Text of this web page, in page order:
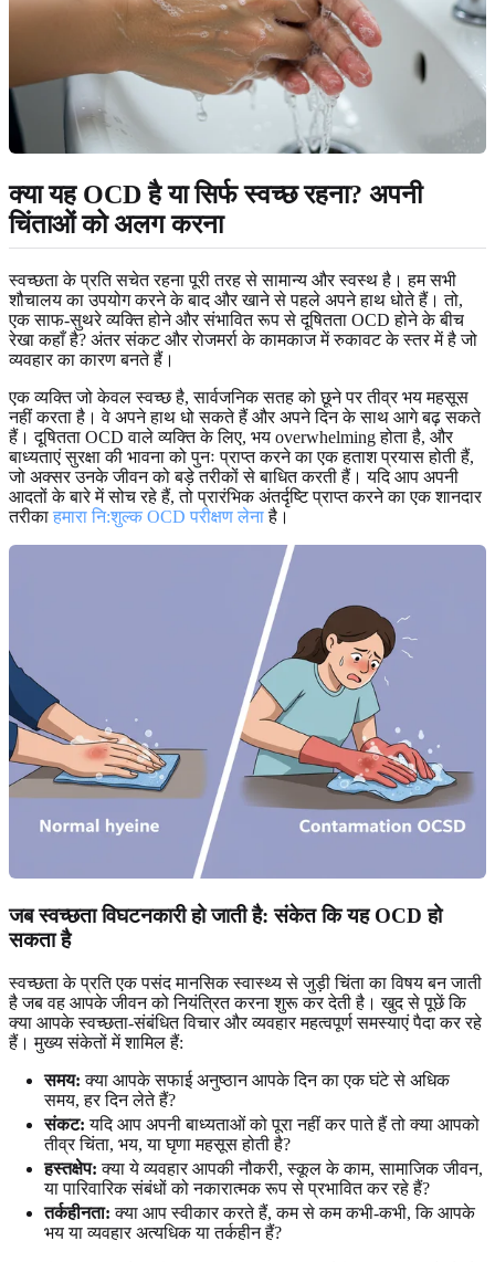
क्या यह OCD है या सिर्फ स्वच्छ रहना? अपनी
चिंताओं को अलग करना
स्वच्छता के प्रति सचेत रहना पूरी तरह से सामान्य और स्वस्थ है। हम सभी
शौचालय का उपयोग करने के बाद और खाने से पहले अपने हाथ धोते हैं। तो,
एक साफ-सुथरे व्यक्ति होने और संभावित रूप से दूषितता OCD होने के बीच
रेखा कहाँ है? अंतर संकट और रोजमर्रा के कामकाज में रुकावट के स्तर में है जो
व्यवहार का कारण बनते हैं।
एक व्यक्ति जो केवल स्वच्छ है, सार्वजनिक सतह को छूने पर तीव्र भय महसूस
नहीं करता है। वे अपने हाथ धो सकते हैं और अपने दिन के साथ आगे बढ़ सकते
हैं। दूषितता OCD वाले व्यक्ति के लिए, भय overwhelming होता है, और
बाध्यताएं सुरक्षा की भावना को पुनः प्राप्त करने का एक हताश प्रयास होती हैं,
जो अक्सर उनके जीवन को बड़े तरीकों से बाधित करती हैं। यदि आप अपनी
आदतों के बारे में सोच रहे हैं, तो प्रारंभिक अंतर्दृष्टि प्राप्त करने का एक शानदार
तरीका हमारा नि:शुल्क OCD परीक्षण लेनाहै।
जब स्वच्छता विघटनकारी हो जाती है: संकेत कि यह OCD हो
सकता है
स्वच्छता के प्रति एक पसंद मानसिक स्वास्थ्य से जुड़ी चिंता का विषय बन जाती
है जब वह आपके जीवन को नियंत्रित करना शुरू कर देती है। खुद से पूछें कि
क्या आपके स्वच्छता-संबंधित विचार और व्यवहार महत्वपूर्ण समस्याएं पैदा कर रहे
हैं। मुख्य संकेतों में शामिल हैं:
समय: क्या आपके सफाई अनुष्ठान आपके दिन का एक घंटे से अधिक
समय, हर दिन लेते हैं?
संकट: यदि आप अपनी बाध्यताओं को पूरा नहीं कर पाते हैं तो क्या आपको
तीव्र चिंता, भय, या घृणा महसूस होती है?
हस्तक्षेप: क्या ये व्यवहार आपकी नौकरी, स्कूल के काम, सामाजिक जीवन,
या पारिवारिक संबंधों को नकारात्मक रूप से प्रभावित कर रहे हैं?
तर्कहीनता: क्या आप स्वीकार करते हैं, कम से कम कभी-कभी, कि आपके
भय या व्यवहार अत्यधिक या तर्कहीन हैं?